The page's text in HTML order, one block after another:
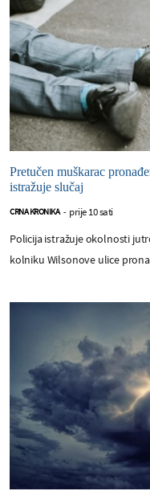
Pretučen muškarac
istražuje slučaj
CRNA KRONIKA - prije 10 sati
Policija istražuje okolnosti
kolniku Wilsonove ulice